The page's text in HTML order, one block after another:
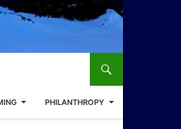
PHILANTHROPY